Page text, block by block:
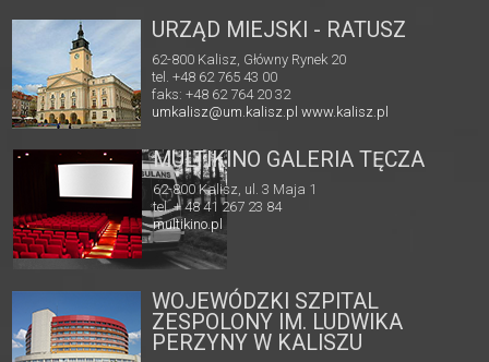
URZĄD MIEJSKI - RATUSZ
62-800 Kalisz, Główny Rynek 20
tel. +48 62 765 43 00
faks: +48 62 764 20 32
umkalisz@um.kalisz.plwww.kalisz.pl
MULTIKINO GALERIA TĘCZA
62-800 Kalisz, ul. 3 Maja 1
tel. + 48 41 267 23 84
multikino.pl
WOJEWÓDZKI SZPITAL
ZESPOLONY IM. LUDWIKA
PERZYNY W KALISZU